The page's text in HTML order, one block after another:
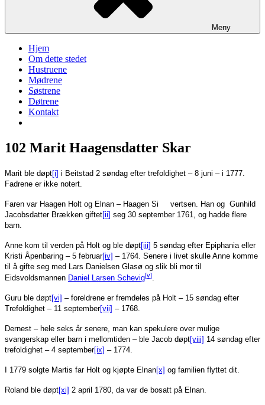
Meny
Hjem
Om dette stedet
Hustruene
Mødrene
Søstrene
Døtrene
Kontakt
102 Marit Haagensdatter Skar
Marit ble døpt[i] i Beitstad 2 søndag efter trefoldighet – 8 juni – i 1777.
Fadrene er ikke notert.
Faren var Haagen Holt og Elnan – Haagen Si vertsen. Han og Gunhild
Jacobsdatter Brækken giftet[ii] seg 30 september 1761, og hadde flere
barn.
Anne kom til verden på Holt og ble døpt[iii] 5 søndag efter Epiphania eller
Kristi Åpenbaring – 5 februar[iv] – 1764. Senere i livet skulle Anne komme
til å gifte seg med Lars Danielsen Glasø og slik bli mor til
Eidsvoldsmannen Daniel Larsen Schevig[v].
Guru ble døpt[vi] – foreldrene er fremdeles på Holt – 15 søndag efter
Trefoldighet – 11 september[vii] – 1768.
Dernest – hele seks år senere, man kan spekulere over mulige
svangerskap eller barn i mellomtiden – ble Jacob døpt[viii] 14 søndag efter
trefoldighet – 4 september[ix] – 1774.
I 1779 solgte Martis far Holt og kjøpte Elnan[x] og familien flyttet dit.
Roland ble døpt[xi] 2 april 1780, da var de bosatt på Elnan.